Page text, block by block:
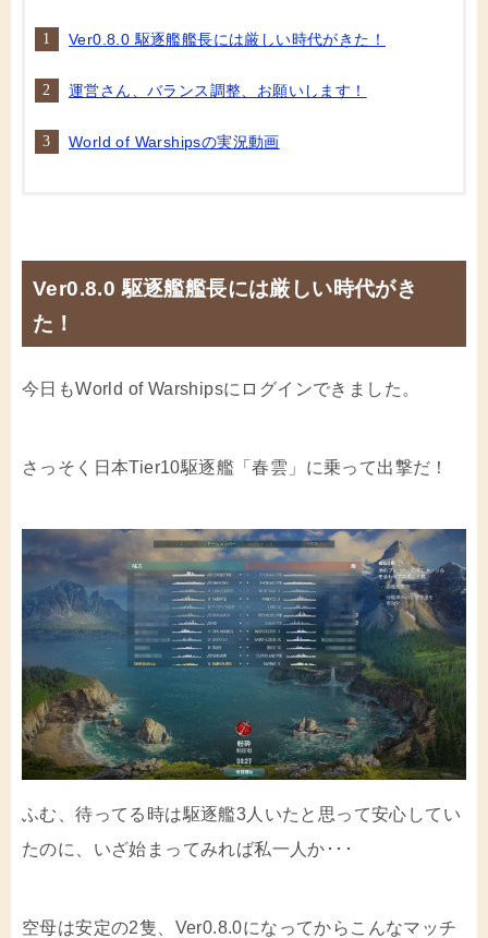
Ver0.8.0 駆逐艦艦長には厳しい時代がきた！
運営さん、バランス調整、お願いします！
World of Warshipsの実況動画
Ver0.8.0 駆逐艦艦長には厳しい時代がき
た！
今日もWorld of Warshipsにログインできました。
さっそく日本Tier10駆逐艦「春雲」に乗って出撃だ！
ふむ、待ってる時は駆逐艦3人いたと思って安心してい
たのに、いざ始まってみれば私一人か･･･
空母は安定の2隻、Ver0.8.0になってからこんなマッチ